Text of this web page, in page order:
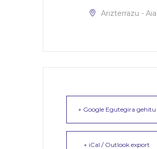
Arizterrazu - Aia
+ Google Egutegira gehitu
+ iCal / Outlook export